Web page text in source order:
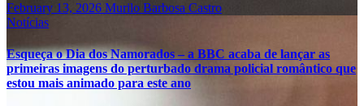
February 13, 2026 Murilo Barbosa Castro
Notícias
Esqueça o Dia dos Namorados – a BBC acaba de lançar as
primeiras imagens do perturbado drama policial romântico que
estou mais animado para este ano